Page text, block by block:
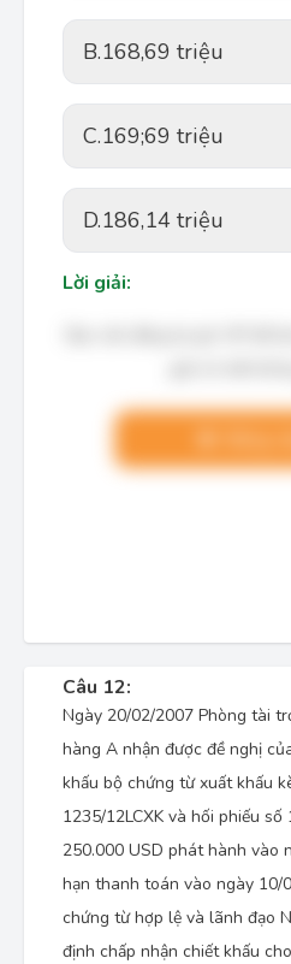
B.168,69 triệu
C.169;69 triệu
D.186,14 triệu
Lời giải:
Câu 12:
Ngày 20/02/2007 Phòng tài
hàng A nhận được đề nghị
khấu bộ chứng từ xuất khấu
1235/12LCXK và hối phiếu số
250.000 USD phát hành vào
hạn thanh toán vào ngày 10/
chứng từ hợp lệ và lãnh đạo
định chấp nhận chiết khấu